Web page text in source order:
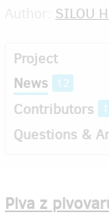
SILOU
Project
News
12
Contributors
Questions &
Piva z